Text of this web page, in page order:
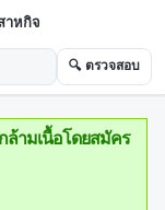
าหกิจ
🔍 ตรวจสอบ
ล้ามเนื้อโดยสมัคร